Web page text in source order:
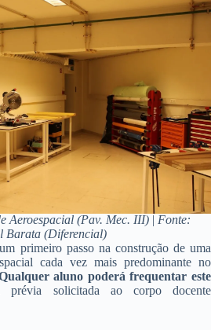
Aeroespacial (Pav. Mec. III) | Fonte:
Barata (Diferencial)
primeiro passo na construção de uma
cada vez mais predominante no
aluno poderá frequentar este
prévia solicitada ao corpo docente